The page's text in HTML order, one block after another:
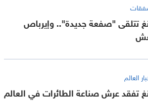
تتلقى "صفعة جديدة".. وإيرباص
العالم
تفقد عرش صناعة الطائرات في العالم